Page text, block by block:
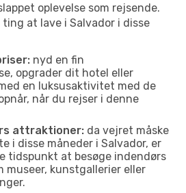
oplevelse som rejsende.
at lave i Salvador i disse
nyd en fin
opgrader dit hotel eller
en luksusaktivitet med de
når du rejser i denne
attraktioner: da vejret måske
i disse måneder i Salvador, er
tidspunkt at besøge indendørs
museer, kunstgallerier eller